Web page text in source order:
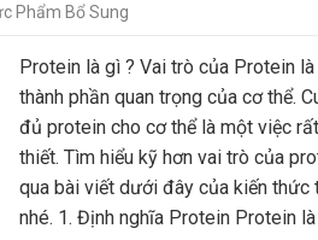
Phẩm Bổ Sung
Protein là gì ? Vai trò của Protein
thành phần quan trọng của cơ thể.
đủ protein cho cơ thể là một việc
thiết. Tìm hiểu kỹ hơn vai trò của
qua bài viết dưới đây của kiến thức
nhé. 1. Định nghĩa Protein Protein